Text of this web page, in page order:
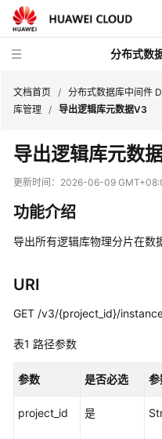
分布式数
最
新
动
务
告
产
介
费
文档首页 / 分布式数据库中间件
库管理 / 导出逻辑库元数据V3
导出逻辑库元数
更新时间： 2026-06-09
功能介绍
导出所有逻辑库物理分片在数
URI
GET /v3/{project_id}/
表1 路径参数
参数 是否必选 参
project_id 是